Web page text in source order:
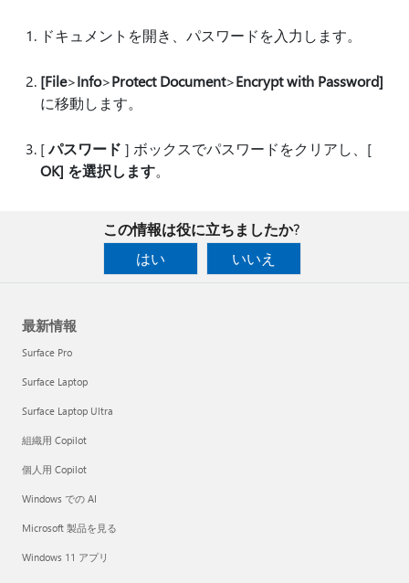
ドキュメントを開き、パスワードを入力します。
[File>Info>Protect Document>Encrypt with Password]
に移動します。
[パスワード ] ボックスでパスワードをクリアし、[
OK] を選択します。
この情報は役に立ちましたか?
はい
いいえ
最新情報
Surface Pro
Surface Laptop
Surface Laptop Ultra
組織用 Copilot
個人用 Copilot
Windows での AI
Microsoft 製品を見る
Windows 11 アプリ